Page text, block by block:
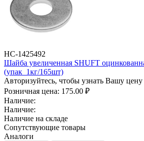
НС-1425492
Шайба увеличенная SHUFT
(упак_1кг/165шт)
Авторизуйтесь, чтобы узнать Вашу цену
Розничная цена: 175.00 ₽
Наличие:
Наличие:
Наличие на складе
Сопутствующие товары
Аналоги